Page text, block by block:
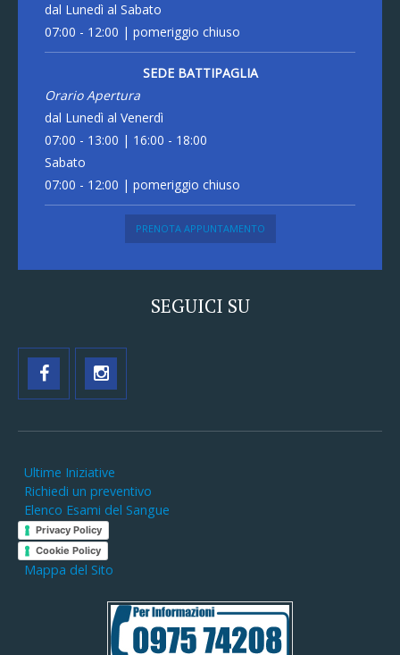
dal Lunedì al Sabato
07:00 - 12:00 | pomeriggio chiuso
SEDE BATTIPAGLIA
Orario Apertura
dal Lunedì al Venerdì
07:00 - 13:00 | 16:00 - 18:00
Sabato
07:00 - 12:00 | pomeriggio chiuso
PRENOTA APPUNTAMENTO
SEGUICI SU
Ultime Iniziative
Richiedi un preventivo
Elenco Esami del Sangue
Privacy Policy
Cookie Policy
Mappa del Sito